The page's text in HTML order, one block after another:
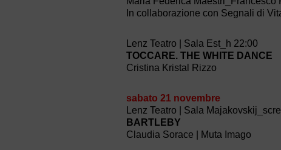
In collaborazione con Segnali di
Lenz Teatro | Sala Est_h 22:00
TOCCARE. THE WHITE DANCE
Cristina Kristal Rizzo
sabato 21 novembre
Lenz Teatro | Sala
BARTLEBY
Claudia Sorace | Muta Imago